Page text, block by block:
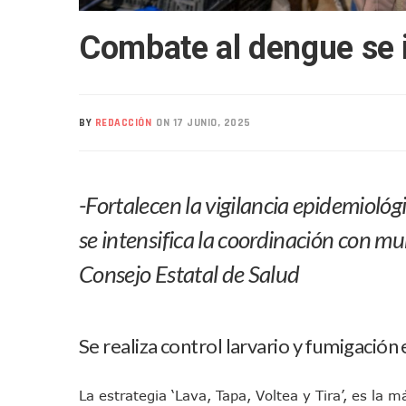
Realizan Operativo
Arquitecto Luis Munguía
Semana Lluviosa Para
Partido Verde Conforma Su
Centro De Autismo Es Un
Lluvias Y Oleaje Elevado
Jóvenes En Movimiento
Cae El “R1”, Presunto
Citan A Siete Integrantes
Combate al dengue
BY REDACCIÓN ON 17 JUNIO, 2025
-Fortalecen la vigilancia
se intensifica la coordinación con
Consejo Estatal de Salud
Se realiza control larvario y
La estrategia ‘Lava, Tapa, Voltea y Tira’, es la